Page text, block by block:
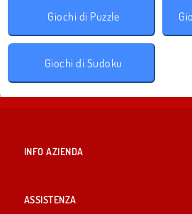
Giochi di Puzzle
Giochi di Sudoku
INFO AZIENDA
ASSISTENZA